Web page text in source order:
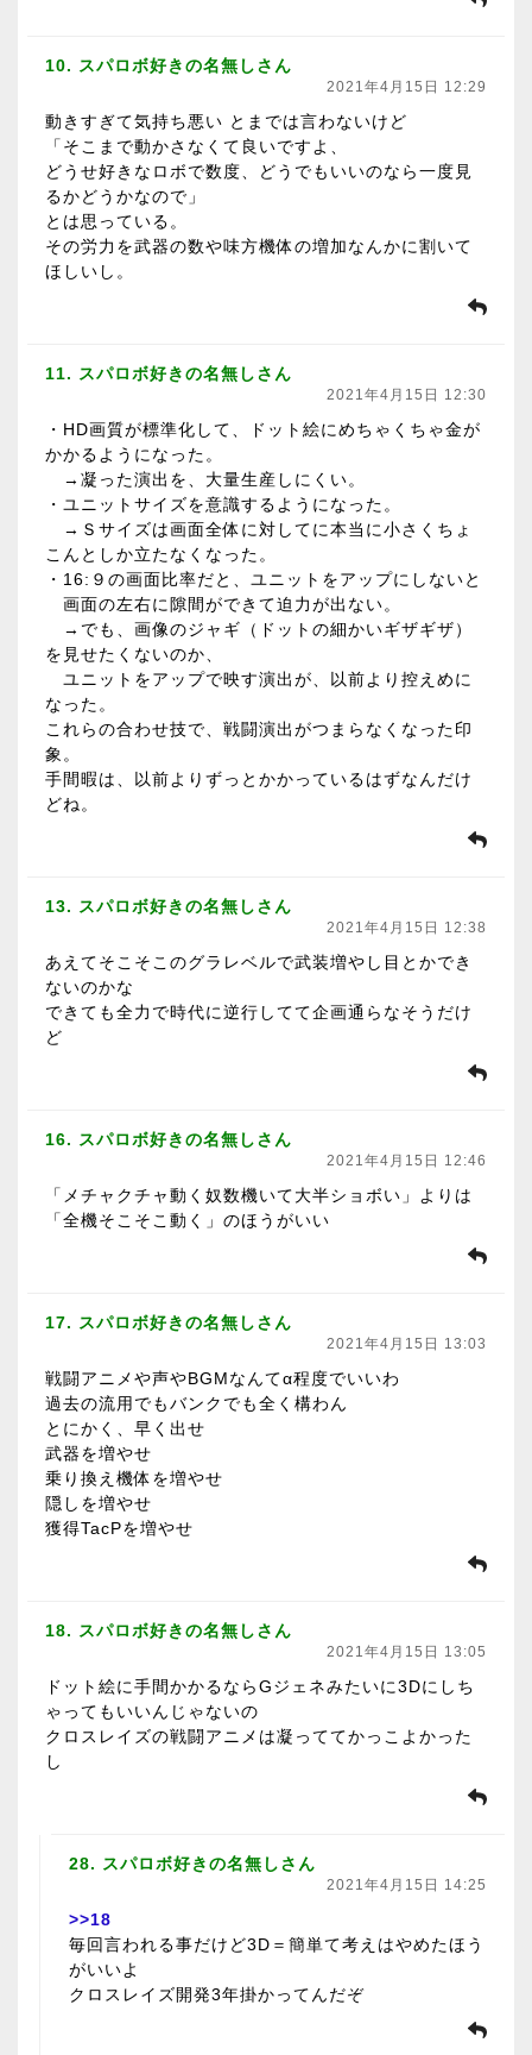
10. スパロボ好きの名無しさん
2021年4月15日 12:29
動きすぎて気持ち悪い とまでは言わないけど
「そこまで動かさなくて良いですよ、
どうせ好きなロボで数度、どうでもいいのなら一度見
るかどうかなので」
とは思っている。
その労力を武器の数や味方機体の増加なんかに割いて
ほしいし。
11. スパロボ好きの名無しさん
2021年4月15日 12:30
・HD画質が標準化して、ドット絵にめちゃくちゃ金が
かかるようになった。
→凝った演出を、大量生産しにくい。
・ユニットサイズを意識するようになった。
→Ｓサイズは画面全体に対してに本当に小さくちょ
こんとしか立たなくなった。
・16:９の画面比率だと、ユニットをアップにしないと
画面の左右に隙間ができて迫力が出ない。
→でも、画像のジャギ（ドットの細かいギザギザ）
を見せたくないのか、
ユニットをアップで映す演出が、以前より控えめに
なった。
これらの合わせ技で、戦闘演出がつまらなくなった印
象。
手間暇は、以前よりずっとかかっているはずなんだけ
どね。
13. スパロボ好きの名無しさん
2021年4月15日 12:38
あえてそこそこのグラレベルで武装増やし目とかでき
ないのかな
できても全力で時代に逆行してて企画通らなそうだけ
ど
16. スパロボ好きの名無しさん
2021年4月15日 12:46
「メチャクチャ動く奴数機いて大半ショボい」よりは
「全機そこそこ動く」のほうがいい
17. スパロボ好きの名無しさん
2021年4月15日 13:03
戦闘アニメや声やBGMなんてα程度でいいわ
過去の流用でもバンクでも全く構わん
とにかく、早く出せ
武器を増やせ
乗り換え機体を増やせ
隠しを増やせ
獲得TacPを増やせ
18. スパロボ好きの名無しさん
2021年4月15日 13:05
ドット絵に手間かかるならGジェネみたいに3Dにしち
ゃってもいいんじゃないの
クロスレイズの戦闘アニメは凝っててかっこよかった
し
28. スパロボ好きの名無しさん
2021年4月15日 14:25
>>18
毎回言われる事だけど3D＝簡単て考えはやめたほう
がいいよ
クロスレイズ開発3年掛かってんだぞ